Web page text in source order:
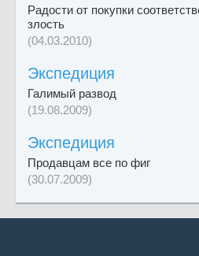
Радости от покупки
злость
(04.03.2010)
Экспедиция
Галимый развод
(19.08.2009)
Экспедиция
Продавцам все по фиг
(30.07.2009)